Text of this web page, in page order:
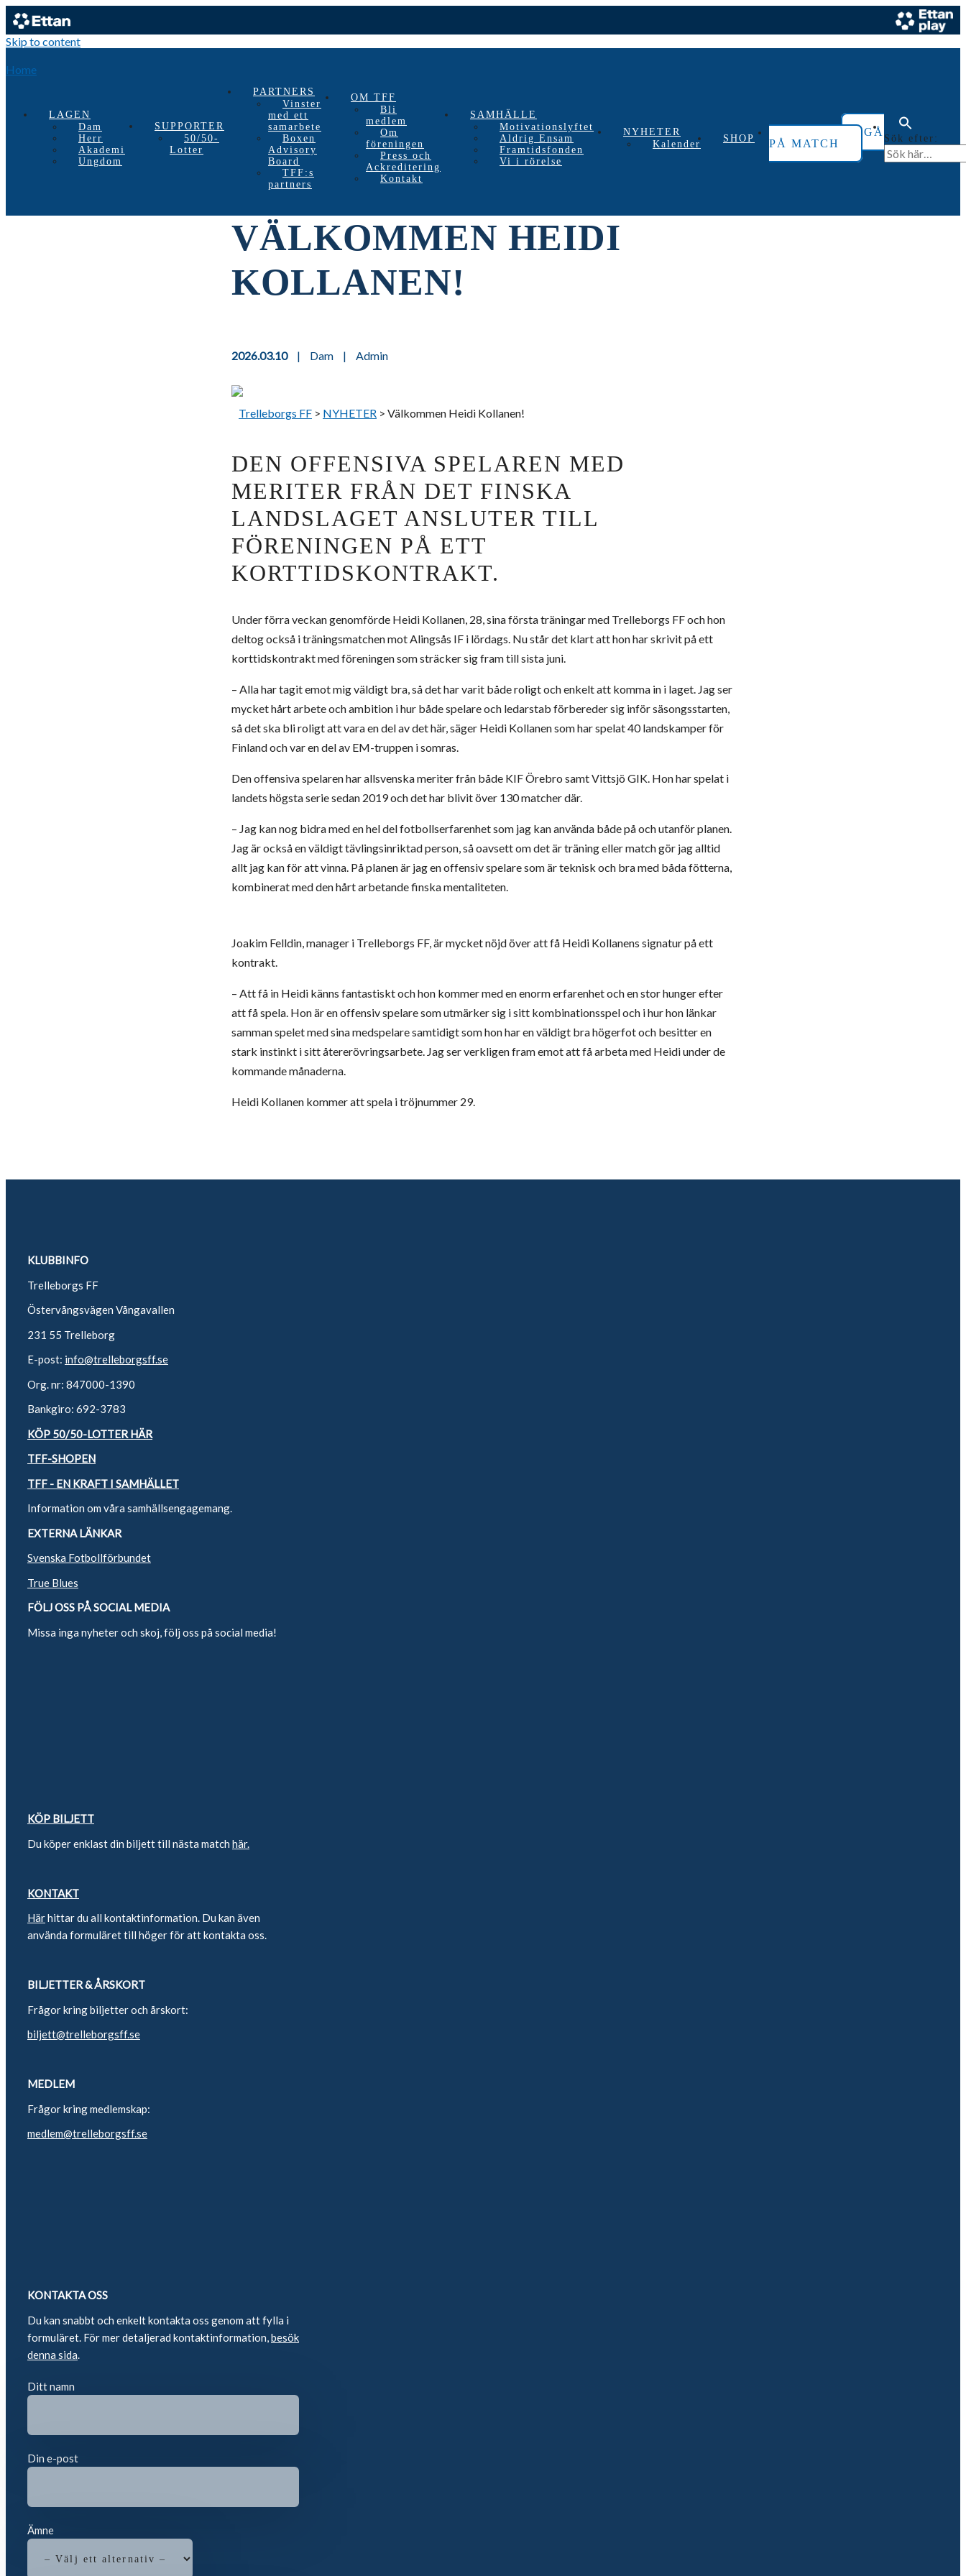
Skip to content
Home
LAGEN
Dam
Herr
Akademi
Ungdom
SUPPORTER
50/50-
Lotter
PARTNERS
Vinster
med ett
samarbete
Boxen
Advisory
Board
TFF:s
partners
OM TFF
Bli
medlem
Om
föreningen
Press och
Ackreditering
Kontakt
SAMHÄLLE
Motivationslyftet
Aldrig Ensam
Framtidsfonden
Vi i rörelse
NYHETER
Kalender
SHOP
GÅ
PÅ MATCH
Sök efter:
VÄLKOMMEN HEIDI
KOLLANEN!
2026.03.10 | Dam | Admin
Trelleborgs FF > NYHETER > Välkommen Heidi Kollanen!
DEN OFFENSIVA SPELAREN MED
MERITER FRÅN DET FINSKA
LANDSLAGET ANSLUTER TILL
FÖRENINGEN PÅ ETT
KORTTIDSKONTRAKT.
Under förra veckan genomförde Heidi Kollanen, 28, sina första träningar med Trelleborgs FF och hon
deltog också i träningsmatchen mot Alingsås IF i lördags. Nu står det klart att hon har skrivit på ett
korttidskontrakt med föreningen som sträcker sig fram till sista juni.
– Alla har tagit emot mig väldigt bra, så det har varit både roligt och enkelt att komma in i laget. Jag ser
mycket hårt arbete och ambition i hur både spelare och ledarstab förbereder sig inför säsongsstarten,
så det ska bli roligt att vara en del av det här, säger Heidi Kollanen som har spelat 40 landskamper för
Finland och var en del av EM-truppen i somras.
Den offensiva spelaren har allsvenska meriter från både KIF Örebro samt Vittsjö GIK. Hon har spelat i
landets högsta serie sedan 2019 och det har blivit över 130 matcher där.
– Jag kan nog bidra med en hel del fotbollserfarenhet som jag kan använda både på och utanför planen.
Jag är också en väldigt tävlingsinriktad person, så oavsett om det är träning eller match gör jag alltid
allt jag kan för att vinna. På planen är jag en offensiv spelare som är teknisk och bra med båda fötterna,
kombinerat med den hårt arbetande finska mentaliteten.
Joakim Felldin, manager i Trelleborgs FF, är mycket nöjd över att få Heidi Kollanens signatur på ett
kontrakt.
– Att få in Heidi känns fantastiskt och hon kommer med en enorm erfarenhet och en stor hunger efter
att få spela. Hon är en offensiv spelare som utmärker sig i sitt kombinationsspel och i hur hon länkar
samman spelet med sina medspelare samtidigt som hon har en väldigt bra högerfot och besitter en
stark instinkt i sitt återerövringsarbete. Jag ser verkligen fram emot att få arbeta med Heidi under de
kommande månaderna.
Heidi Kollanen kommer att spela i tröjnummer 29.
KLUBBINFO
Trelleborgs FF
Östervångsvägen Vångavallen
231 55 Trelleborg
E-post: info@trelleborgsff.se
Org. nr: 847000-1390
Bankgiro: 692-3783
KÖP 50/50-LOTTER HÄR
TFF-SHOPEN
TFF - EN KRAFT I SAMHÄLLET
Information om våra samhällsengagemang.
EXTERNA LÄNKAR
Svenska Fotbollförbundet
True Blues
FÖLJ OSS PÅ SOCIAL MEDIA
Missa inga nyheter och skoj, följ oss på social media!
KÖP BILJETT
Du köper enklast din biljett till nästa match här.
KONTAKT
Härhittar du all kontaktinformation. Du kan även
använda formuläret till höger för att kontakta oss.
BILJETTER & ÅRSKORT
Frågor kring biljetter och årskort:
biljett@trelleborgsff.se
MEDLEM
Frågor kring medlemskap:
medlem@trelleborgsff.se
KONTAKTA OSS
Du kan snabbt och enkelt kontakta oss genom att fylla i
formuläret. För mer detaljerad kontaktinformation,besök
denna sida.
Ditt namn
Din e-post
Ämne